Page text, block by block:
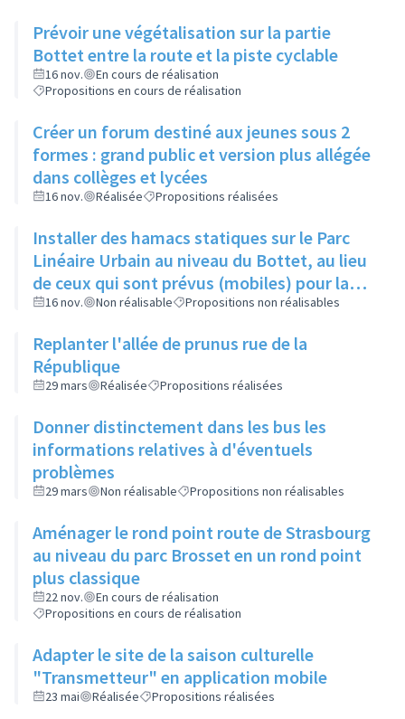
Prévoir une végétalisation sur la partie
Bottet entre la route et la piste cyclable
16 nov.
En cours de réalisation
Propositions en cours de réalisation
Créer un forum destiné aux jeunes sous 2
formes : grand public et version plus allégée
dans collèges et lycées
16 nov. Réalisée Propositions réalisées
Installer des hamacs statiques sur le Parc
Linéaire Urbain au niveau du Bottet, au lieu
de ceux qui sont prévus (mobiles) pour la
limiter la dangerosité
16 nov. Non réalisable Propositions non réalisables
Replanter l'allée de prunus rue de la
République
29 mars Réalisée Propositions réalisées
Donner distinctement dans les bus les
informations relatives à d'éventuels
problèmes
29 mars Non réalisable Propositions non réalisables
Aménager le rond point route de Strasbourg
au niveau du parc Brosset en un rond point
plus classique
22 nov.
En cours de réalisation
Propositions en cours de réalisation
Adapter le site de la saison culturelle
"Transmetteur" en application mobile
23 mai Réalisée Propositions réalisées